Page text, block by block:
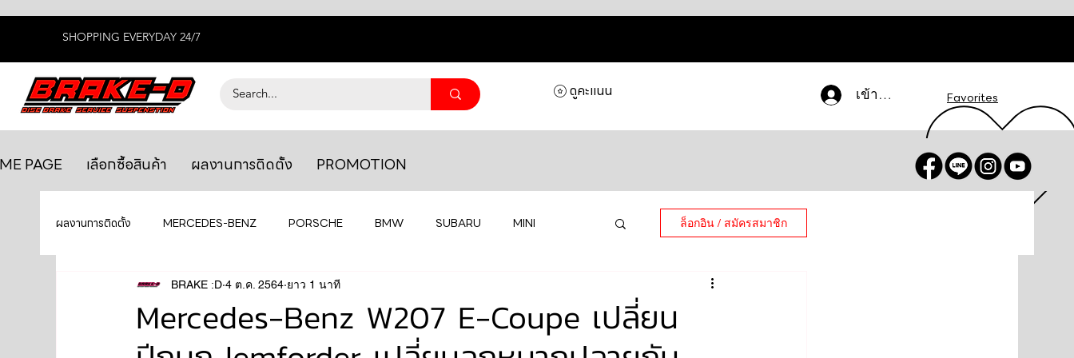
SHOPPING EVERYDAY 24/7
เข้าสู่ระบบ Favorites
ดูคะแนน
PAGE เลือกซื้อสินค้า ผลงานการติดตั้ง PROMOTION
ผลงานการติดตั้ง MERCEDES-BENZ PORSCHE BMW SUBARU MINI
BENTLEY LEXUS ยางรถยนต์ AUDI
MAHLE MAZDA TOYOTA HONDA VOLKSWAGEN JEEP
ล็อกอิน / สมัครสมาชิก
Mercedes-Benz W207 E-Coupe เปลี่ยน
BRAKE :D 4 ต.ค. 2564 ยาว 1 นาที